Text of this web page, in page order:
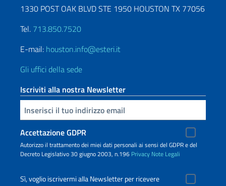
1330 POST OAK BLVD STE 1950 HOUSTON TX 77056
Tel. 713.850.7520
E-mail: houston.info@esteri.it
Gli uffici della sede
Iscriviti alla nostra Newsletter
Inserisci la tua email
Accettazione GDPR
Autorizzo il trattamento dei miei dati personali ai sensi del GDPR e del
Decreto Legislativo 30 giugno 2003, n.196 Privacy Note Legali
Sì, voglio iscrivermi alla Newsletter per ricevere